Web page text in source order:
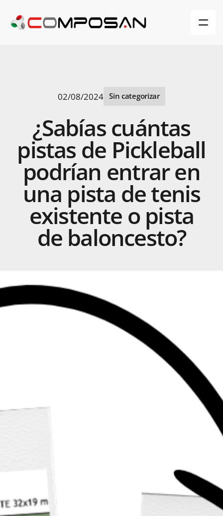
02/08/2024 Sin categorizar
¿Sabíascuántas
pistas de Pickleball
podrían entraren
una pista detenis
existente o pista
de baloncesto?